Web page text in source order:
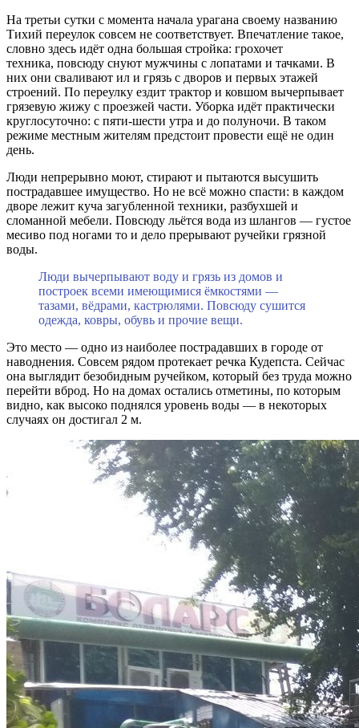
На третьи сутки с момента начала урагана своему названию
Тихий переулок совсем не соответствует. Впечатление такое,
словно здесь идёт одна большая стройка: грохочет
техника, повсюду снуют мужчины с лопатами и тачками. В
них они сваливают ил и грязь с дворов и первых этажей
строений. По переулку ездит трактор и ковшом вычерпывает
грязевую жижу с проезжей части. Уборка идёт практически
круглосуточно: с пяти-шести утра и до полуночи. В таком
режиме местным жителям предстоит провести ещё не один
день.
Люди непрерывно моют, стирают и пытаются высушить
пострадавшее имущество. Но не всё можно спасти: в каждом
дворе лежит куча загубленной техники, разбухшей и
сломанной мебели. Повсюду льётся вода из шлангов — густое
месиво под ногами то и дело прерывают ручейки грязной
воды.
Люди вычерпывают воду и грязь из домов и
построек всеми имеющимися ёмкостями —
тазами, вёдрами, кастрюлями. Повсюду сушится
одежда, ковры, обувь и прочие вещи.
Это место — одно из наиболее пострадавших в городе от
наводнения. Совсем рядом протекает речка Кудепста. Сейчас
она выглядит безобидным ручейком, который без труда можно
перейти вброд. Но на домах остались отметины, по которым
видно, как высоко поднялся уровень воды — в некоторых
случаях он достигал 2 м.